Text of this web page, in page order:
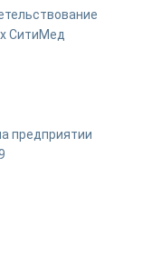
СитиМед
предприятии